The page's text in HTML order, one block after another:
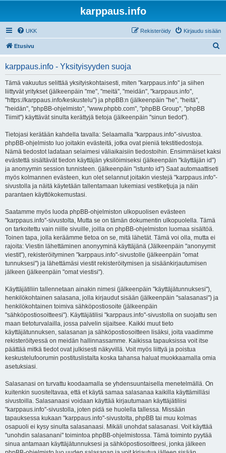
karppaus.info
UKK Kirjaudu sisään
Rekisteröidy
Etusivu
karppaus.info - Yksityisyyden suoja
Tämä vakuutus selittää yksityiskohtaisesti, miten "karppaus.info" ja siihen
liittyvät yritykset (jälkeenpäin "me", "meitä", "meidän", "karppaus.info",
"https://karppaus.info/keskustelu") ja phpBB:n (jälkeenpäin "he", "heitä",
"heidän", "phpBB-ohjelmisto", "www.phpbb.com", "phpBB Group", "phpBB
Tiimit") käyttävät sinulta kerättyjä tietoja (jälkeenpäin "sinun tiedot").
Tietojasi kerätään kahdella tavalla: Selaamalla "karppaus.info"-sivustoa.
phpBB-ohjelmisto luo joitakin evästeitä, jotka ovat pieniä tekstitiedostoja.
Nämä tiedostot ladataan selaimesi väliaikaisiin tiedostoihin. Ensimmäiset kaksi
evästettä sisältävät tiedon käyttäjän yksilöimiseksi (jälkeenpäin "käyttäjän id")
ja anonyymin session tunnisteen. (jälkeenpäin "istunto id") Saat automaattiseti
myös kolmannen evästeen, kun olet selannut joitakin viestejä "karppaus.info"-
sivustolla ja näitä käytetään tallentamaan lukemiasi vestiketjuja ja näin
parantaen käyttökokemustasi.
Saatamme myös luoda phpBB-ohjelmiston ulkopuolisen evästeen
"karppaus.info"-sivustolta, Mutta se on tämän dokumentin ulkopuolella. Tämä
on tarkoitettu vain niille sivuille, joilla on phpBB-ohjelmiston luomaa sisältöä.
Toinen tapa, jolla keräämme tietoa on se, mitä lähetät. Tämä voi olla, mutta ei
rajoita: Viestin lähettäminen anonyyminä käyttäjänä (Jälkeenpäin "anonyymit
viestit"), rekisteröityminen "karppaus.info"-sivustolle (jälkeenpäin "omat
tunnuksesi") ja lähettämäsi viestit rekisteröitymisen ja sisäänkirjautumisen
jälkeen (jälkeenpäin "omat viestisi").
Käyttäjätiliin tallennetaan ainakin nimesi (jälkeenpäin "käyttäjätunnuksesi"),
henkilökohtainen salasana, jolla kirjaudut sisään (jälkeenpäin "salasanasi") ja
henkilökohtainen toimiva sähköpostiosoite (jälkeenpäin
"sähköpostiosoitteesi"). Käyttäjätilisi "karppaus.info"-sivustolla on suojattu sen
maan tietoturvalailla, jossa palvelin sijaitsee. Kaikki muut tieto
käyttäjätunnuksen, salasanan ja sähköpostiosoitteen lisäksi, joita vaadimme
rekisteröityessä on meidän hallinnassamme. Kaikissa tapauksissa voit itse
päättää mitkä tiedot ovat julkisesti näkyvillä. Voit myös liittyä ja poistua
keskustelufoorumin postituslistalta koska tahansa haluat muokkaamalla omia
asetuksiasi.
Salasanasi on turvattu koodaamalla se yhdensuuntaisella menetelmällä. On
kuitenkin suositeltavaa, että et käytä samaa salasanaa kaikilla käyttämilläsi
sivustoilla. Salasanaasi voidaan käyttää kirjautumaan käyttäjätiliisi
"karppaus.info"-sivustolla, joten pidä se huolella tallessa. Missään
tapauksessa kukaan "karppaus.info"-sivustolta, phpBB tai muu kolmas
osapuoli ei kysy sinulta salasanaasi. Mikäli unohdat salasanasi. Voit käyttää
"unohdin salasanani" toimintoa phpBB-ohjelmistossa. Tämä toiminto pyytää
sinua antamaan käyttäjätunnuksesi ja sähköpostiosoitteesi, jonka jälkeen